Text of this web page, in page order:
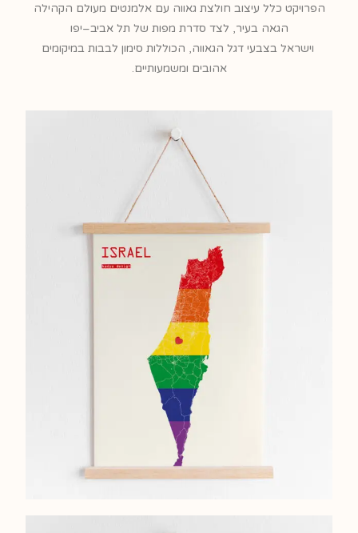
הפרויקט כלל עיצוב חולצת גאווה עם אלמנטים מעולם הקהילה
הגאה בעיר, לצד סדרת מפות של תל אביב–יפו
וישראל בצבעי דגל הגאווה, הכוללות סימון לבבות במיקומים
אהובים ומשמעותיים.